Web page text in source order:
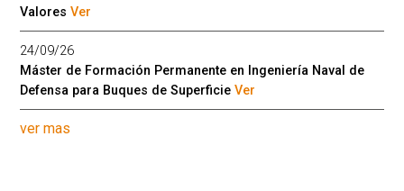
ValoresVer
24/09/26
Máster de Formación Permanente en Ingeniería Naval de
Defensa para Buques de SuperficieVer
ver mas